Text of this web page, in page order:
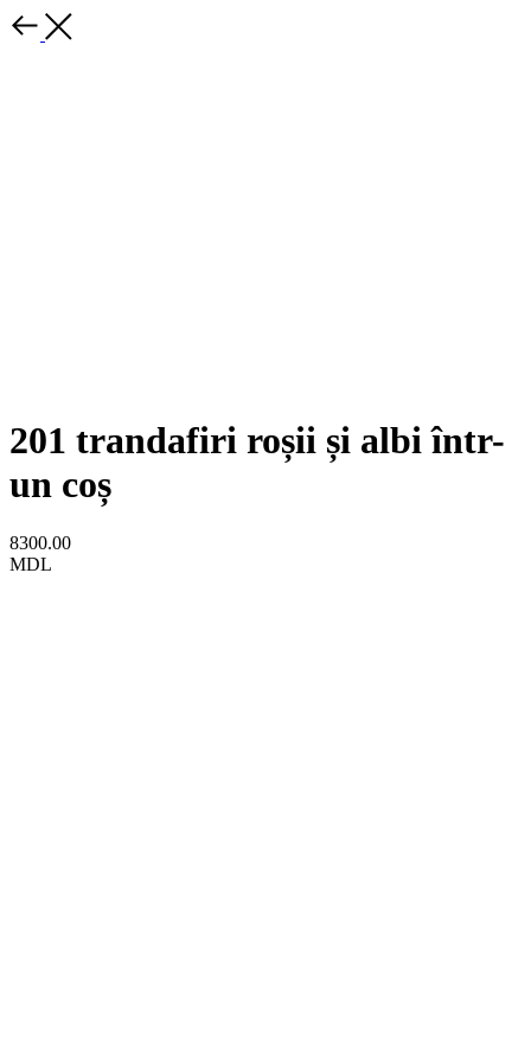
201 trandafiri roșii și albi într-
un coș
8300.00
MDL